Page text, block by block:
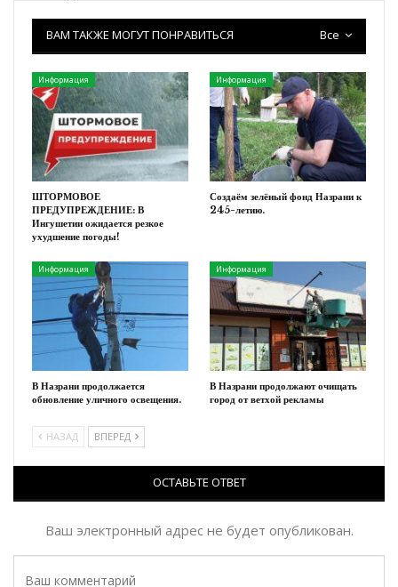
Все
ВАМ ТАКЖЕ МОГУТ ПОНРАВИТЬСЯ
Информация
ШТОРМОВОЕ
ПРЕДУПРЕЖДЕНИЕ: В
Ингушетии ожидается резкое
ухудшение погоды!
Информация
Создаём зелёный фонд Назрани к
245-летию.
Информация
В Назрани продолжается
обновление уличного освещения.
Информация
В Назрани продолжают очищать
город от ветхой рекламы
НАЗАД ВПЕРЕД
ОСТАВЬТЕ ОТВЕТ
Ваш электронный адрес не будет опубликован.